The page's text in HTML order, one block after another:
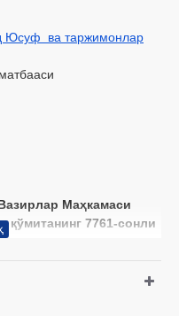
Юсуф ва таржимонлар
Маҳкамаси
қўмитанинг 7761-сонли
этилган